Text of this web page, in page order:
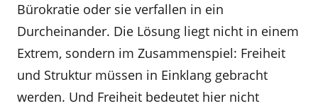
Bürokratie oder sie verfallen in ein
Durcheinander. Die Lösung liegt nicht in einem
Extrem, sondern im Zusammenspiel: Freiheit
und Struktur müssen in Einklang gebracht
werden. Und Freiheit bedeutet hier nicht